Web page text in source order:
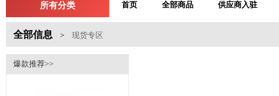
所有分类 首页 全部商品 供应商入驻
全部信息 > 现货专区
爆款推荐>>